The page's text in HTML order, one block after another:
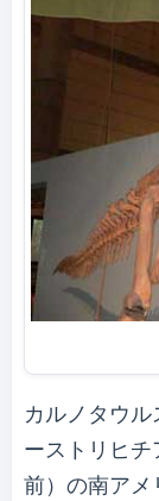
カルノタウ
ーストリヒ
前）の南アメ